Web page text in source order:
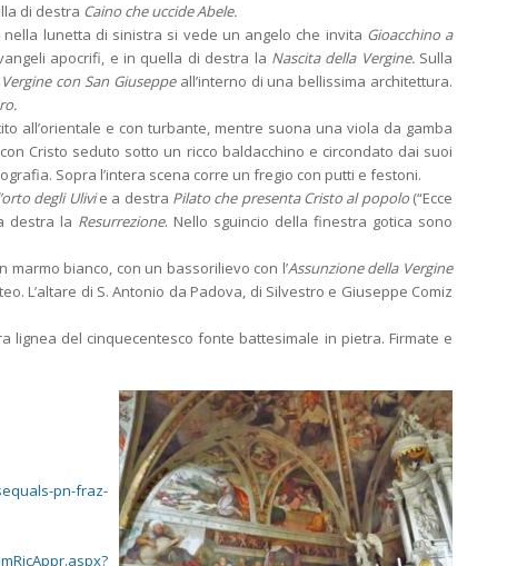
di destra Caino che uccide Abele.
lunetta di sinistra si vede un angelo che invita Gioacchino a
apocrifi, e in quella di destra la Nascita della Vergine.Sulla
con San Giuseppeall’interno di una bellissima architettura.
all’orientale e con turbante, mentre suona una viola da gamba
Cristo seduto sotto un ricco baldacchino e circondato dai suoi
Sopra l’intera scena corre un fregio con putti e festoni.
degli Ulivie a destra Pilato che presenta Cristo al popolo(“Ecce
destra la Resurrezione. Nello sguincio della finestra gotica sono
marmo bianco, con un bassorilievo con l’Assunzione della Vergine
L’altare di S. Antonio da Padova, di Silvestro e Giuseppe Comiz
lignea del cinquecentesco fonte battesimale in pietra. Firmate e
pn-fraz-